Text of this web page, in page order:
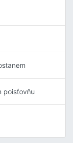
poisťovňu